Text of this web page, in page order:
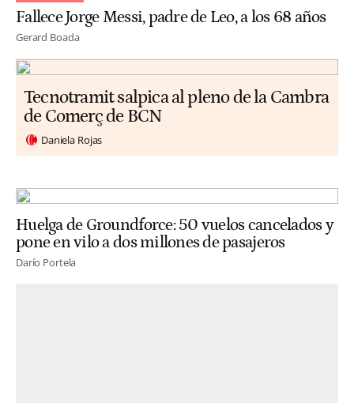
Fallece Jorge Messi, padre de Leo, a los 68 años
Gerard Boada
Tecnotramit salpica al pleno de la Cambra
de Comerç de BCN
Daniela Rojas
Huelga de Groundforce: 50 vuelos cancelados y
pone en vilo a dos millones de pasajeros
Darío Portela